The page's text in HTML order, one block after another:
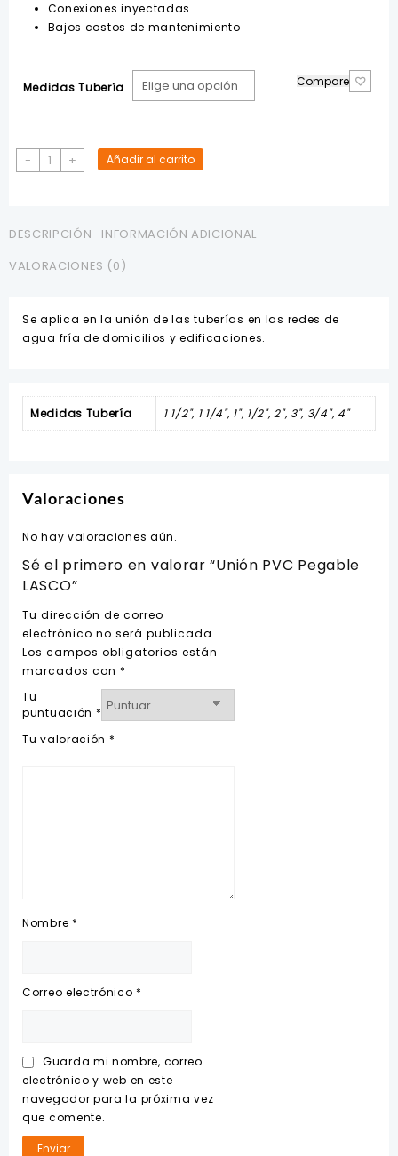
Conexiones inyectadas
Bajos costos de mantenimiento
Medidas Tubería
-
Unión
PVC
cantidad
+ Añadir al carrito
Compare
DESCRIPCIÓN
INFORMACIÓN ADICIONAL
VALORACIONES (0)
Se aplica en la unión de las tuberías en las redes de
agua fría de domicilios y edificaciones.
Medidas Tubería 1 1/2", 1 1/4", 1", 1/2", 2", 3", 3/4", 4"
Valoraciones
No hay valoraciones aún.
Sé el primero en valorar “Unión PVC Pegable
LASCO”
Tu dirección de correo
electrónico no será publicada.
Los campos obligatorios están
marcados con *
Tu
puntuación *
Tu valoración *
Nombre *
Correo electrónico *
Guarda mi nombre, correo
electrónico y web en este
navegador para la próxima vez
que comente.